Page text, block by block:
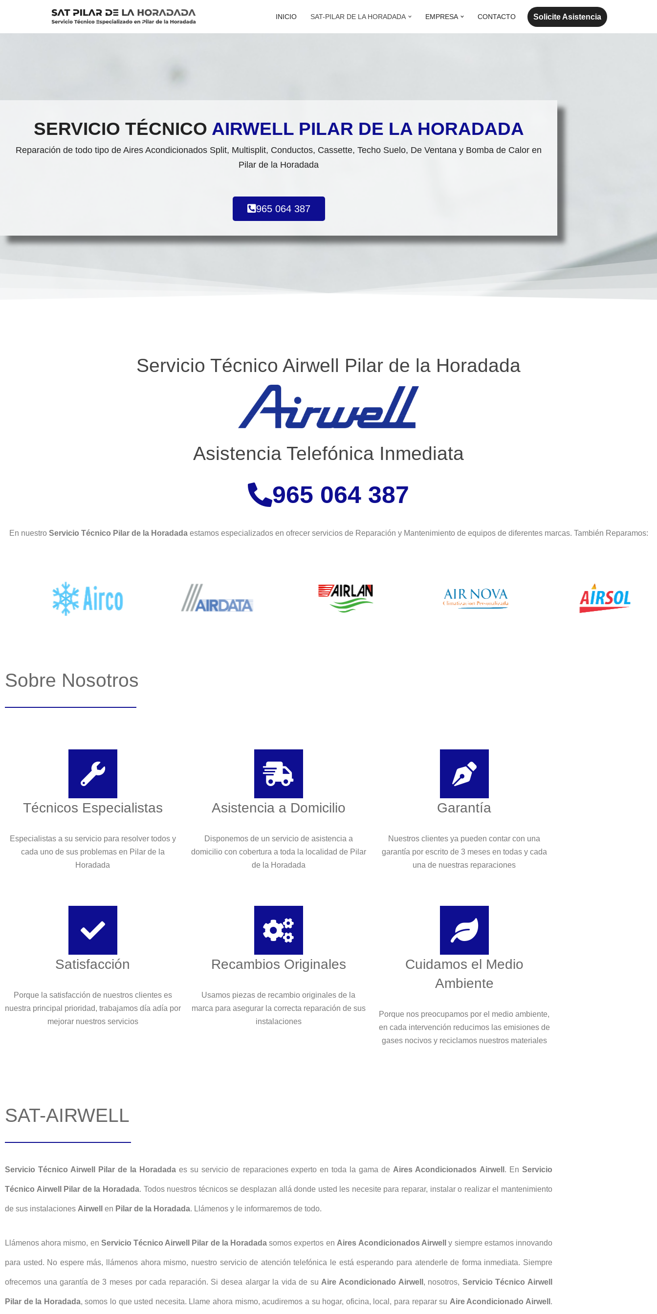
INICIO SAT-PILAR DE LA HORADADA EMPRESA CONTACTO Solicite Asistencia
SERVICIO TÉCNICO AIRWELL PILAR DE LA HORADADA
Reparación de todo tipo de Aires Acondicionados Split, Multisplit, Conductos, Cassette, Techo Suelo, De Ventana y Bomba de Calor en
Pilar de la Horadada
965 064 387
Servicio Técnico Airwell Pilar de la Horadada
Asistencia Telefónica Inmediata
965 064 387
En nuestro Servicio Técnico Pilar de la Horadada estamos especializados en ofrecer servicios de Reparación y Mantenimiento de equipos de diferentes marcas. También Reparamos:
Sobre Nosotros
Técnicos Especialistas
Especialistas a su servicio para resolver todos y
cada uno de sus problemas en Pilar de la
Horadada
Asistencia a Domicilio
Disponemos de un servicio de asistencia a
domicilio con cobertura a toda la localidad de Pilar
de la Horadada
Garantía
Nuestros clientes ya pueden contar con una
garantía por escrito de 3 meses en todas y cada
una de nuestras reparaciones
Satisfacción
Porque la satisfacción de nuestros clientes es
nuestra principal prioridad, trabajamos día adía por
mejorar nuestros servicios
Recambios Originales
Usamos piezas de recambio originales de la
marca para asegurar la correcta reparación de sus
instalaciones
Cuidamos el Medio
Ambiente
Porque nos preocupamos por el medio ambiente,
en cada intervención reducimos las emisiones de
gases nocivos y reciclamos nuestros materiales
SAT-AIRWELL
Servicio Técnico Airwell Pilar de la Horadadaes su servicio de reparaciones experto en toda la gama de Aires Acondicionados Airwell . EnServicio
Técnico Airwell Pilar de la Horadada. Todos nuestros técnicos se desplazan allá donde usted les necesite para reparar, instalar o realizar el mantenimiento
de sus instalaciones Airwell en Pilar de la Horadada. Llámenos y le informaremos de todo.
Llámenos ahora mismo, en Servicio Técnico Airwell Pilar de la Horadada somos expertos en Aires Acondicionados Airwell y siempre estamos innovando
para usted. No espere más, llámenos ahora mismo, nuestro servicio de atención telefónica le está esperando para atenderle de forma inmediata. Siempre
ofrecemos una garantía de 3 meses por cada reparación. Si desea alargar la vida de su Aire Acondicionado Airwell , nosotros, Servicio Técnico Airwell
Pilar de la Horadada, somos lo que usted necesita. Llame ahora mismo, acudiremos a su hogar, oficina, local, para reparar su Aire Acondicionado Airwell .